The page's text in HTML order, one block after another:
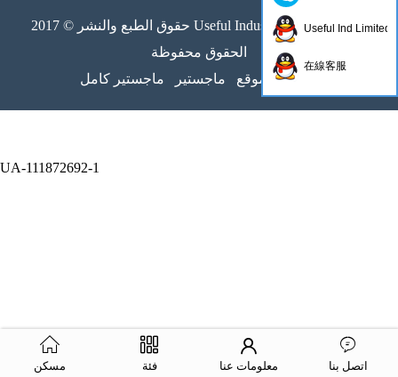
حقوق الطبع والنشر © 2017 Useful Industrial Limited جميع
الحقوق محفوظة
خريطة الموقع
ماجستير ماجستير كامل
UA-111872692-1
مسكن فئة معلومات عنا اتصل بنا
Useful Ind Limited
在線客服